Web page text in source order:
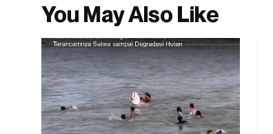
You May Also Like